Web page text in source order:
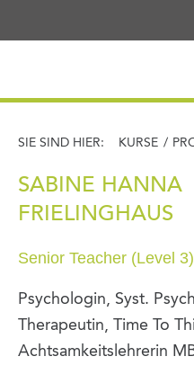
SIE SIND HIER: KURSE /
SABINE HANNA
FRIELINGHAUS
Senior Teacher (Level 3)
Psychologin, Syst.
Therapeutin, Time To
Achtsamkeitslehrerin